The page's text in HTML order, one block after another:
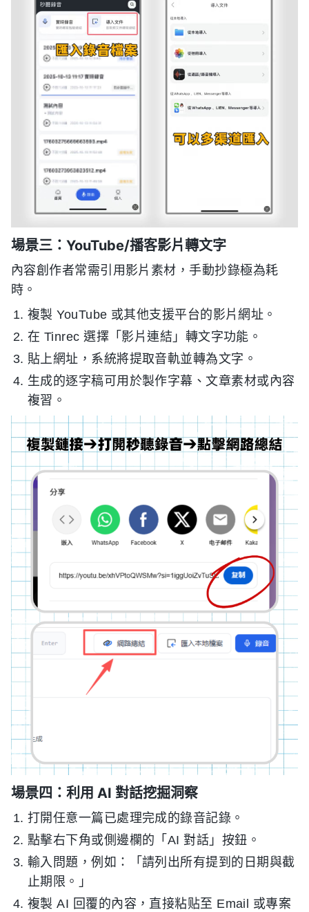
場景三：YouTube/播客影片轉文字
內容創作者常需引用影片素材，手動抄錄極為耗
時。
複製 YouTube 或其他支援平台的影片網址。
在 Tinrec 選擇「影片連結」轉文字功能。
貼上網址，系統將提取音軌並轉為文字。
生成的逐字稿可用於製作字幕、文章素材或內容
複習。
場景四：利用 AI 對話挖掘洞察
打開任意一篇已處理完成的錄音記錄。
點擊右下角或側邊欄的「AI 對話」按鈕。
輸入問題，例如：「請列出所有提到的日期與截
止期限。」
複製 AI 回覆的內容，直接粘贴至 Email 或專案